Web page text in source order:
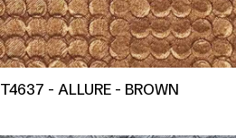
T4637 - ALLURE - BROWN